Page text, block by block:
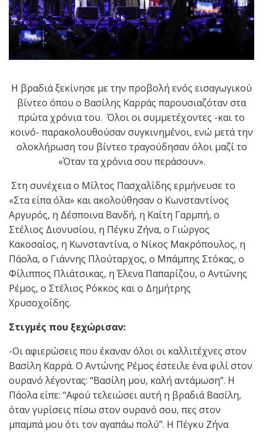
Η βραδιά ξεκίνησε με την προβολή ενός εισαγωγικού
βίντεο όπου ο Βασίλης Καρράς παρουσιαζόταν στα
πρώτα χρόνια του. Όλοι οι συμμετέχοντες -και το
κοινό- παρακολουθούσαν συγκινημένοι, ενώ μετά την
ολοκλήρωση του βίντεο τραγούδησαν όλοι μαζί το
«Όταν τα χρόνια σου περάσουν».
Στη συνέχεια ο Μίλτος Πασχαλίδης ερμήνευσε το
«Στα είπα όλα» και ακολούθησαν ο Κωνσταντίνος
Αργυρός, η Δέσποινα Βανδή, η Καίτη Γαρμπή, ο
Στέλιος Διονυσίου, η Πέγκυ Ζήνα, ο Γιώργος
Κακοσαίος, η Κωνσταντίνα, ο Νίκος Μακρόπουλος, η
Πάολα, ο Γιάννης Πλούταρχος, ο Μπάμπης Στόκας, ο
Φίλιππος Πλιάτσικας, η Έλενα Παπαρίζου, ο Αντώνης
Ρέμος, ο Στέλιος Ρόκκος και ο Δημήτρης
Χρυσοχοΐδης.
Στιγμές που ξεχώρισαν:
-Οι αφιερώσεις που έκαναν όλοι οι καλλιτέχνες στον
Βασίλη Καρρά. Ο Αντώνης Ρέμος έστειλε ένα φιλί στον
ουρανό λέγοντας: “Βασίλη μου, καλή αντάμωση”. Η
Πάολα είπε: “Αφού τελειώσει αυτή η βραδιά Βασίλη,
όταν γυρίσεις πίσω στον ουρανό σου, πες στον
μπαμπά μου ότι τον αγαπάω πολύ”. Η Πέγκυ Ζήνα